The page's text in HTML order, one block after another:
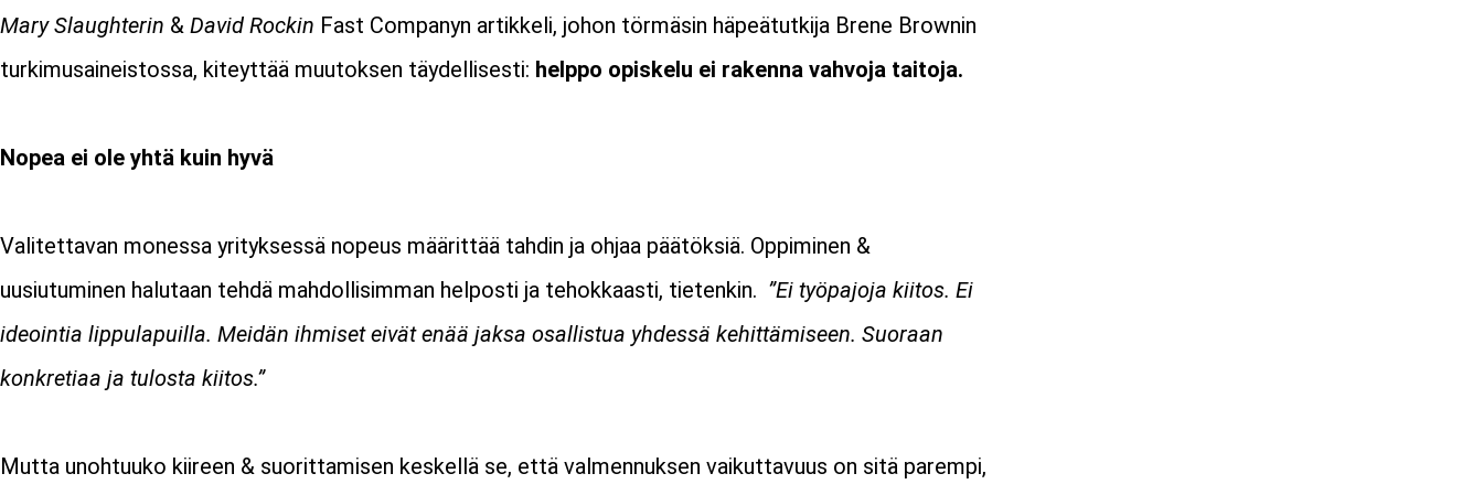
Mary Slaughterin & David Rockin Fast Companyn artikkeli, johon törmäsin häpeätutkija Brene Brownin
turkimusaineistossa, kiteyttää muutoksen täydellisesti: helppo opiskelu ei rakenna vahvoja taitoja.
Nopea ei ole yhtä kuin hyvä
Valitettavan monessa yrityksessä nopeus määrittää tahdin ja ohjaa päätöksiä. Oppiminen &
uusiutuminen halutaan tehdä mahdollisimman helposti ja tehokkaasti, tietenkin. ”Ei työpajoja kiitos. Ei
ideointia lippulapuilla. Meidän ihmiset eivät enää jaksa osallistua yhdessä kehittämiseen. Suoraan
konkretiaa ja tulosta kiitos.”
Mutta unohtuuko kiireen & suorittamisen keskellä se, että valmennuksen vaikuttavuus on sitä parempi,